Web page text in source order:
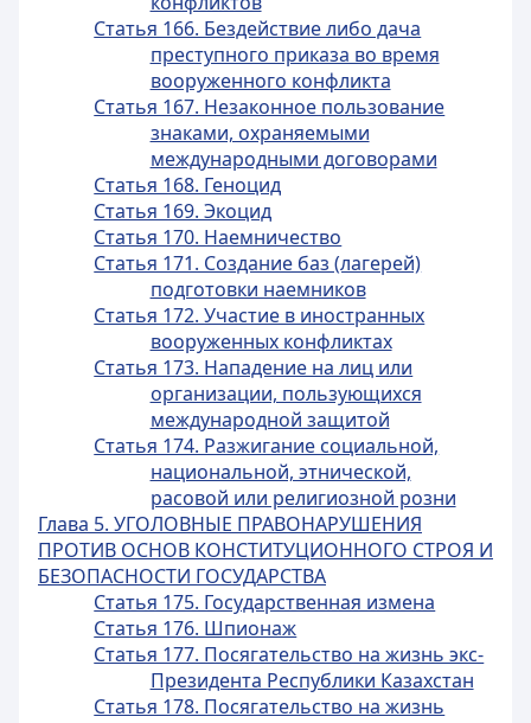
Статья 166. Бездействие либо дача
преступного приказа во время
вооруженного конфликта
Статья 167. Незаконное пользование
знаками, охраняемыми
международными договорами
Статья 168. Геноцид
Статья 169. Экоцид
Статья 170. Наемничество
Статья 171. Создание баз (лагерей)
подготовки наемников
Статья 172. Участие в иностранных
вооруженных конфликтах
Статья 173. Нападение на лиц или
организации, пользующихся
международной защитой
Статья 174. Разжигание социальной,
национальной, этнической,
расовой или религиозной розни
Глава 5. УГОЛОВНЫЕ ПРАВОНАРУШЕНИЯ
ПРОТИВ ОСНОВ КОНСТИТУЦИОННОГО СТРОЯ И
БЕЗОПАСНОСТИ ГОСУДАРСТВА
Статья 175. Государственная измена
Статья 176. Шпионаж
Статья 177. Посягательство на жизнь экс-
Президента Республики Казахстан
Статья 178. Посягательство на жизнь